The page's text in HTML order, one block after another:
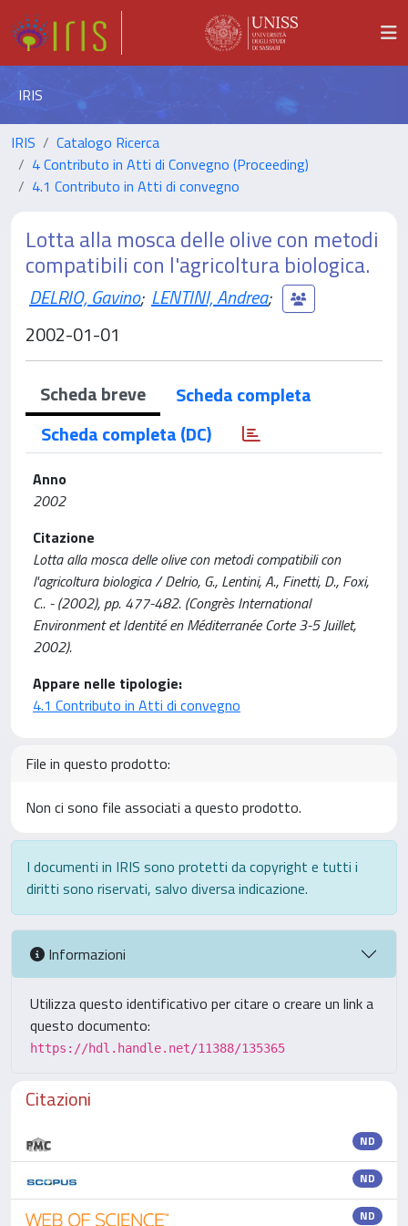
IRIS
IRIS
Catalogo Ricerca
4 Contributo in Atti di Convegno (Proceeding)
4.1 Contributo in Atti di convegno
Lotta alla mosca delle olive con metodi
compatibili con l'agricoltura biologica.
DELRIO, Gavino; LENTINI, Andrea;
2002-01-01
Scheda breve
Scheda completa
Scheda completa (DC)
Anno
2002
Citazione
Lotta alla mosca delle olive con metodi compatibili con
l'agricoltura biologica / Delrio, G., Lentini, A., Finetti, D., Foxi,
C.. - (2002), pp. 477-482. (Congrès International
Environment et Identité en Méditerranée Corte 3-5 Juillet,
2002).
Appare nelle tipologie:
4.1 Contributo in Atti di convegno
File in questo prodotto:
Non ci sono file associati a questo prodotto.
I documenti in IRIS sono protetti da copyright e tutti i
diritti sono riservati, salvo diversa indicazione.
Informazioni
Utilizza questo identificativo per citare o creare un link a
questo documento:
https://hdl.handle.net/11388/135365
Citazioni
ND
ND
ND